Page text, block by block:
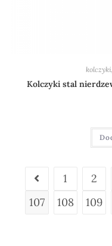
kolczyki
Kolczyki stal
1 2
107
108 109